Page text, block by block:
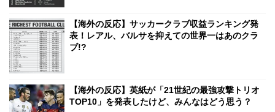
【海外の反応】サッカークラブ収益ランキング発
表！レアル、バルサを抑えての世界一はあのクラ
ブ!?
【海外の反応】英紙が「21世紀の最強攻撃トリオ
TOP10」を発表したけど、みんなはどう思う？